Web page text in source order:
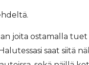
joita ostamalla tuet
saat siitä